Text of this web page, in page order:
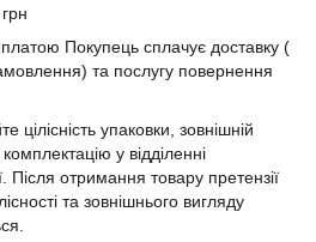
Покупець сплачує доставку (
та послугу повернення
цілісність упаковки, зовнішній
у відділенні
Після отримання товару претензії
та зовнішнього вигляду